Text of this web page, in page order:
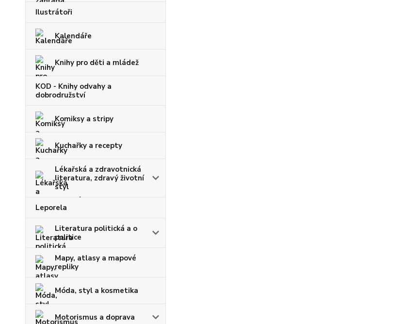
Ilustrátoři
Kalendáře
Knihy pro děti a mládež
KOD - Knihy odvahy a
dobrodružství
Komiksy a stripy
Kuchařky a recepty
Lékařská a zdravotnická
literatura, zdravý životní
styl
Leporela
Literatura politická a o
politice
Mapy, atlasy a mapové
repliky
Móda, styl a kosmetika
Motorismus a doprava